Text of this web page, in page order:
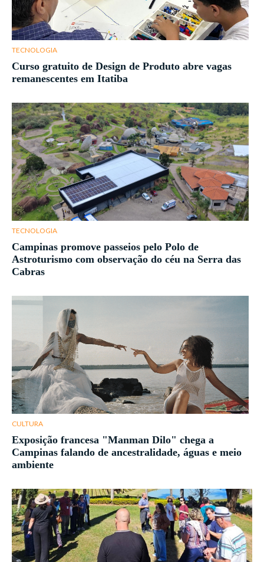
TECNOLOGIA
Curso gratuito de Design de Produto abre vagas
remanescentes em Itatiba
TECNOLOGIA
Campinas promove passeios pelo Polo de
Astroturismo com observação do céu na Serra das
Cabras
CULTURA
Exposição francesa "Manman Dilo" chega a
Campinas falando de ancestralidade, águas e meio
ambiente